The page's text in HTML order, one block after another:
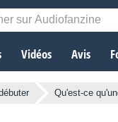
Vidéos Avis
Qu'est-ce